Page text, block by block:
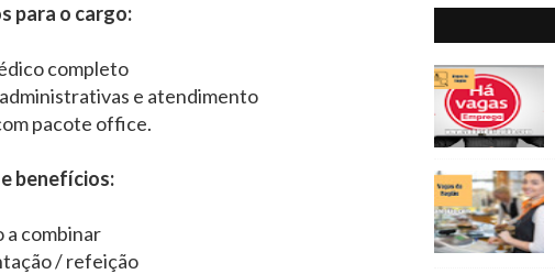
para o cargo:
completo
e atendimento
pacote office.
benefícios:
a combinar
/ refeição